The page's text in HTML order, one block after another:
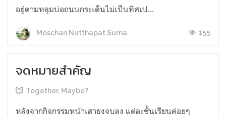
อยู่ตามหลุมบ่อถนนกระเด็นไม่เป็นทิศเป...
Moschan Nutthapat Suma 155
จดหมายสำคัญ
Together, Maybe?
หลังจากกิจกรรมหน้าเสาธงจบลง แต่ละชั้นเรียนค่อยๆ